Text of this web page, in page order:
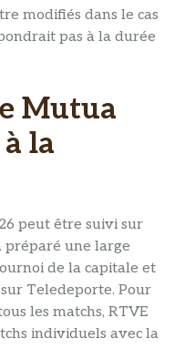
modifiés dans le cas
pas à la durée
Mutua
la
peut être suivi sur
préparé une large
de la capitale et
Teledeporte. Pour
les matchs, RTVE
individuels avec la